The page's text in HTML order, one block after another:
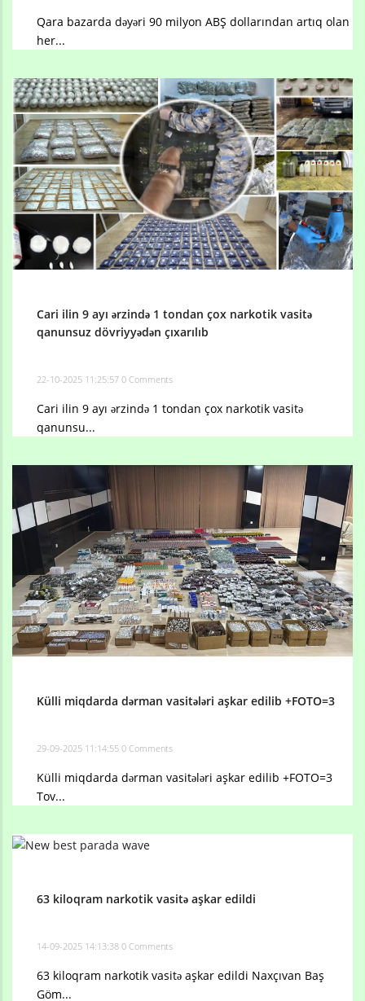
Qara bazarda dəyəri 90 milyon ABŞ dollarından artıq olan
her...
Cari ilin 9 ayı ərzində 1 tondan çox narkotik vasitə
qanunsuz dövriyyədən çıxarılıb
22-10-2025 11:25:57 0 Comments
Cari ilin 9 ayı ərzində 1 tondan çox narkotik vasitə
qanunsu...
Külli miqdarda dərman vasitələri aşkar edilib +FOTO=3
29-09-2025 11:14:55 0 Comments
Külli miqdarda dərman vasitələri aşkar edilib +FOTO=3
Tov...
63 kiloqram narkotik vasitə aşkar edildi
14-09-2025 14:13:38 0 Comments
63 kiloqram narkotik vasitə aşkar edildi Naxçıvan Baş
Göm...